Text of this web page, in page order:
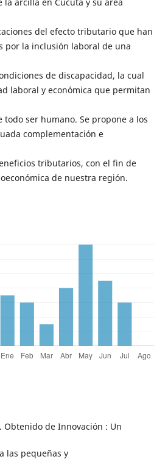
del efecto tributario que han
por la inclusión laboral de una
de discapacidad, la cual
laboral y económica que permitan
todo ser humano. Se propone a los
complementación e
tributarios, con el fin de
de nuestra región.
Obtenido de Innovación : Un
las pequeñas y